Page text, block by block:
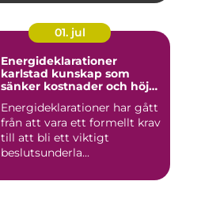
01. jul
Energideklarationer
karlstad kunskap som
sänker kostnader och höjer
Energideklarationer har gått
från att vara ett formellt krav
till att bli ett viktigt
beslutsunderla...